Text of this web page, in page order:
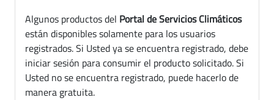
Algunos productos del Portal de Servicios Climáticos
están disponibles solamente para los usuarios
registrados. Si Usted ya se encuentra registrado, debe
iniciar sesión para consumir el producto solicitado. Si
Usted no se encuentra registrado, puede hacerlo de
manera gratuita.